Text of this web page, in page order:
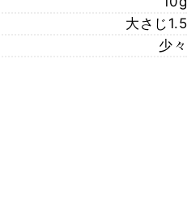
大さじ1.5
少々